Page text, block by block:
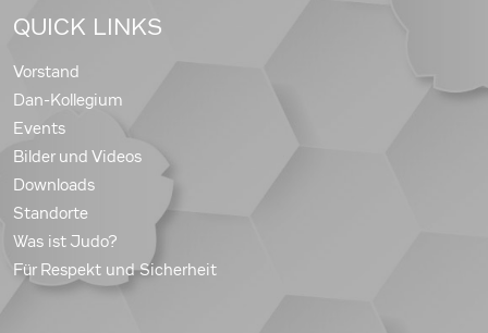
QUICK LINKS
Vorstand
Dan-Kollegium
Events
Bilder und Videos
Downloads
Standorte
Was ist Judo?
Für Respekt und Sicherheit